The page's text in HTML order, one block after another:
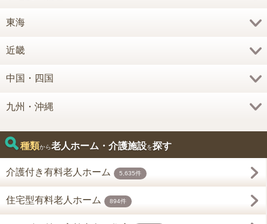
東海
近畿
中国・四国
九州・沖縄
種類から老人ホーム・介護施設を探す
介護付き有料老人ホーム 5,635件
住宅型有料老人ホーム 894件